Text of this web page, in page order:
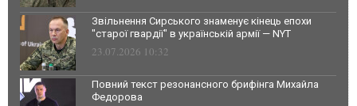
Звільнення Сирського знаменує кінець епохи
"старої гвардії" в українській армії — NYT
23.07.2026 10:32
Повний текст резонансного брифінга Михайла
Федорова